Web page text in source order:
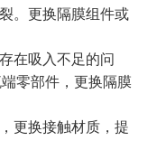
。更换隔膜组件或
在吸入不足的问
零部件，更换隔膜
更换接触材质，提